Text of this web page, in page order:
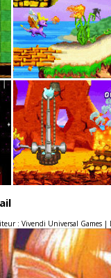
: Vivendi Universal Games |